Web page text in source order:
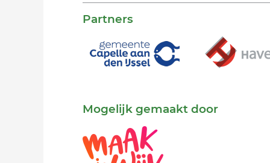
Partners
Mogelijk gemaakt door